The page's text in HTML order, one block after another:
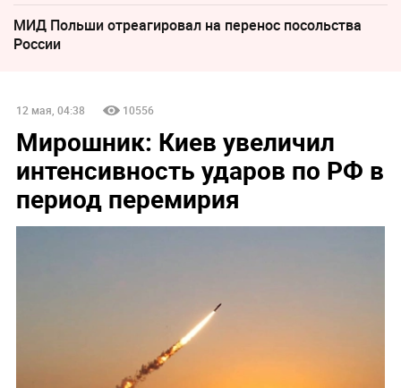
МИД Польши отреагировал на перенос посольства
России
12 мая, 04:38 10556
Мирошник: Киев увеличил
интенсивность ударов по РФ в
период перемирия